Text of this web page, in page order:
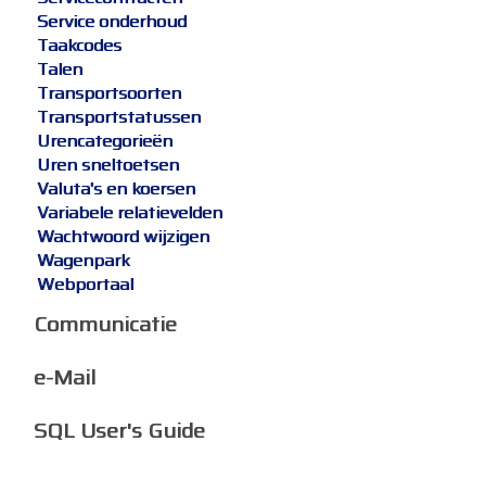
Service onderhoud
Taakcodes
Talen
Transportsoorten
Transportstatussen
Urencategorieën
Uren sneltoetsen
Valuta's en koersen
Variabele relatievelden
Wachtwoord wijzigen
Wagenpark
Webportaal
Communicatie
e-Mail
SQL User's Guide